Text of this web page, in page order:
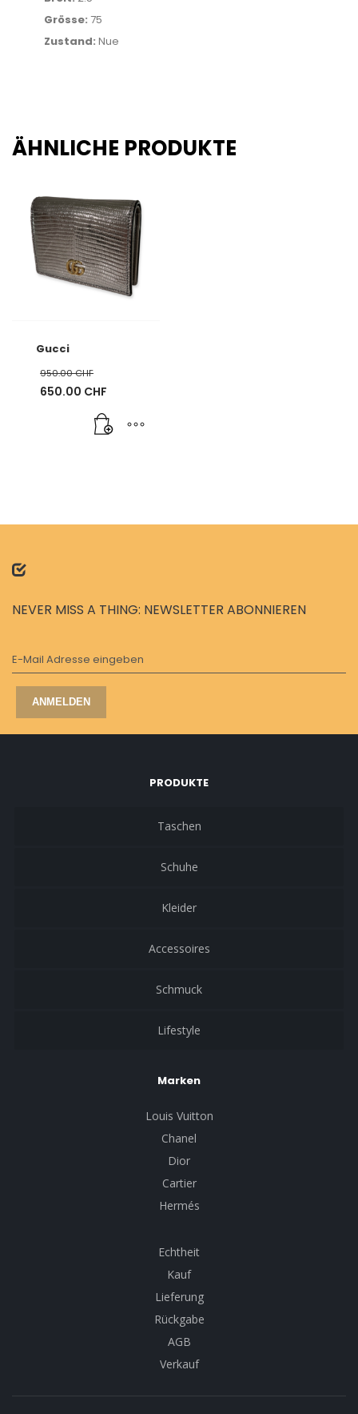
Grösse: 75
Zustand: Nue
ÄHNLICHE PRODUKTE
Gucci
950.00CHF
Ursprünglicher
950.00 CHF
650.00 CHF
650.00 CHF.
NEVER MISS A THING: NEWSLETTER ABONNIEREN
E-Mail Adresse eingeben
ANMELDEN
PRODUKTE
Taschen
Schuhe
Kleider
Accessoires
Schmuck
Lifestyle
Marken
Louis Vuitton
Chanel
Dior
Cartier
Hermés
Echtheit
Kauf
Lieferung
Rückgabe
AGB
Verkauf